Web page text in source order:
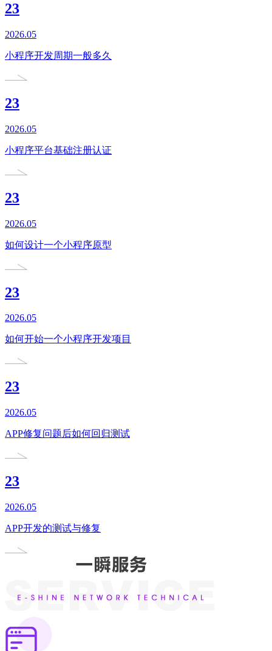
23
2026.05
小程序开发周期一般多久
23
2026.05
小程序平台基础注册认证
23
2026.05
如何设计一个小程序原型
23
2026.05
如何开始一个小程序开发项目
23
2026.05
APP修复问题后如何回归测试
23
2026.05
APP开发的测试与修复